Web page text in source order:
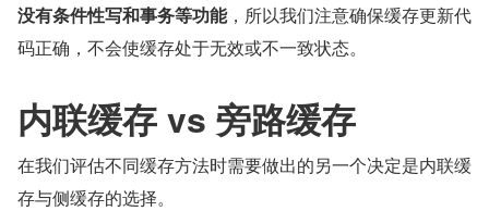
没有条件性写和事务等功能，所以我们注意确保缓存更新代
码正确，不会使缓存处于无效或不一致状态。
内联缓存 vs 旁路缓存
在我们评估不同缓存方法时需要做出的另一个决定是内联缓
存与侧缓存的选择。